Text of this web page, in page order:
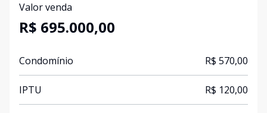
Valor venda
R$ 695.000,00
Condomínio R$ 570,00
IPTU R$ 120,00